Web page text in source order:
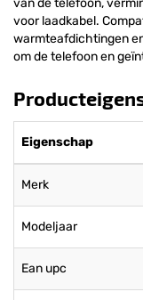
van de telefoon,
voor laadkabel.
warmteafdichtingen
om de telefoon en
Eigenschap
Merk
Modeljaar
Ean upc